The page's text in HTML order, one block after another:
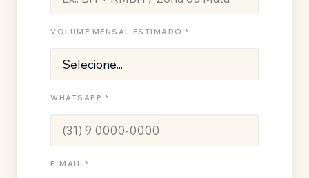
VOLUME MENSAL ESTIMADO *
WHATSAPP *
E-MAIL *